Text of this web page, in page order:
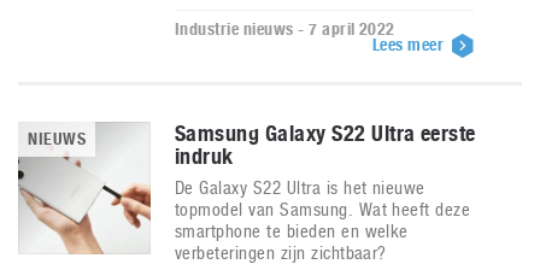
Industrie nieuws - 7 april 2022
Lees meer
NIEUWS
Samsung Galaxy S22 Ultra eerste
indruk
De Galaxy S22 Ultra is het nieuwe
topmodel van Samsung. Wat heeft deze
smartphone te bieden en welke
verbeteringen zijn zichtbaar?